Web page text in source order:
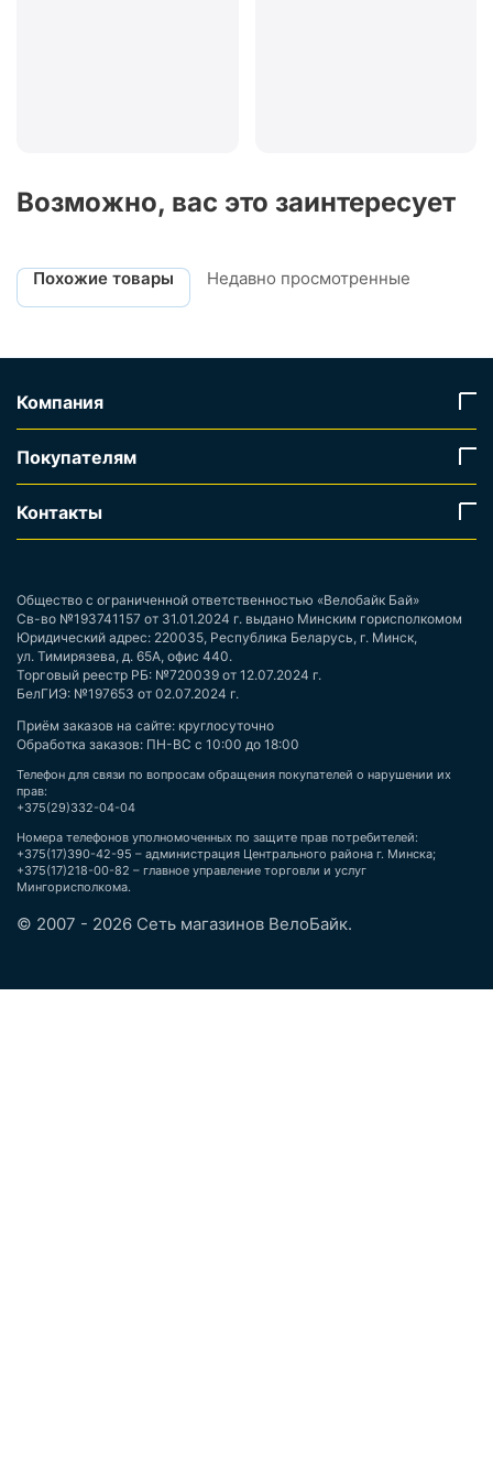
Возможно, вас это заинтересует
Похожие товары Недавно просмотренные
Компания
Покупателям
Контакты
Общество с ограниченной ответственностью «Велобайк Бай»
Св-во №193741157 от 31.01.2024 г. выдано Минским горисполкомом
Юридический адрес: 220035, Республика Беларусь, г. Минск,
ул. Тимирязева, д. 65А, офис 440.
Торговый реестр РБ: №720039 от 12.07.2024 г.
БелГИЭ: №197653 от 02.07.2024 г.
Приём заказов на сайте: круглосуточно
Обработка заказов: ПН-ВС с 10:00 до 18:00
Телефон для связи по вопросам обращения покупателей о нарушении их
прав:
+375(29)332-04-04
Номера телефонов уполномоченных по защите прав потребителей:
+375(17)390-42-95 – администрация Центрального района г. Минска;
+375(17)218-00-82 – главное управление торговли и услуг
Мингорисполкома.
© 2007 - 2026 Сеть магазинов ВелоБайк.